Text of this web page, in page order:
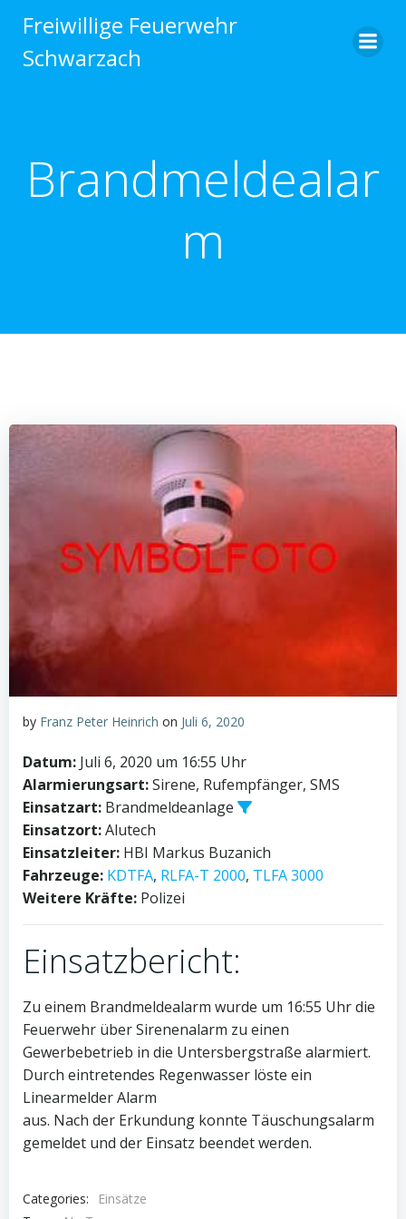
Inhalt
Freiwillige Feuerwehr
Schwarzach
Brandmeldealar
m
by Franz Peter Heinrich on Juli 6, 2020
Datum: Juli 6, 2020 um 16:55 Uhr
Alarmierungsart:Sirene, Rufempfänger, SMS
Einsatzart: Brandmeldeanlage
Einsatzort:Alutech
Einsatzleiter: HBI Markus Buzanich
Fahrzeuge: KDTFA, RLFA-T 2000, TLFA 3000
Weitere Kräfte: Polizei
Einsatzbericht:
Zu einem Brandmeldealarm wurde um 16:55 Uhr die
Feuerwehr über Sirenenalarm zu einen
Gewerbebetrieb in die Untersbergstraße alarmiert.
Durch eintretendes Regenwasser löste ein
Linearmelder Alarm
aus. Nach der Erkundung konnte Täuschungsalarm
gemeldet und der Einsatz beendet werden.
Categories:
Einsätze